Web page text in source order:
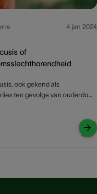
4 jan 2024
of
ook gekend als
ten gevolge van ouderdom,
de levenskwaliteit en sociale